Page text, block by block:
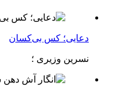
دعایی؛ کس بی‌کسان
نسرین وزیری ؛